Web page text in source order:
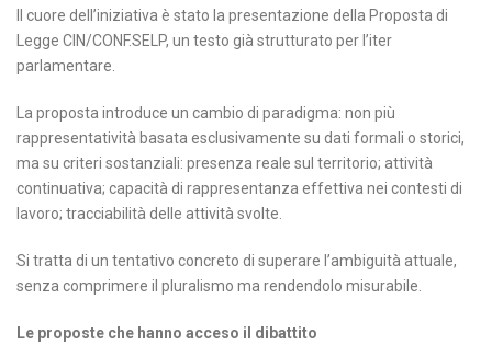
Il cuore dell’iniziativa è stato la presentazione della Proposta di
Legge CIN/CONF.SELP, un testo già strutturato per l’iter
parlamentare.
La proposta introduce un cambio di paradigma: non più
rappresentatività basata esclusivamente su dati formali o storici,
ma su criteri sostanziali: presenza reale sul territorio; attività
continuativa; capacità di rappresentanza effettiva nei contesti di
lavoro; tracciabilità delle attività svolte.
Si tratta di un tentativo concreto di superare l’ambiguità attuale,
senza comprimere il pluralismo ma rendendolo misurabile.
Le proposte che hanno acceso il dibattito